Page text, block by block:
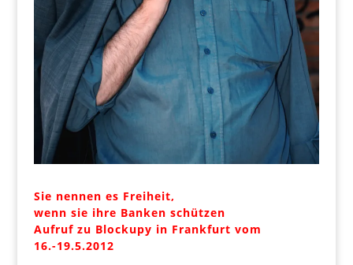
Sie nennen es Freiheit,
wenn sie ihre Banken schützen
Aufruf zu Blockupy in Frankfurt vom
16.-19.5.2012